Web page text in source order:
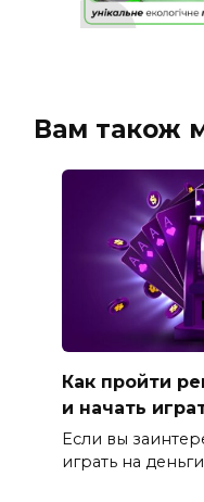
Вам також
Как пройти
и начать
Если вы
играть на деньги